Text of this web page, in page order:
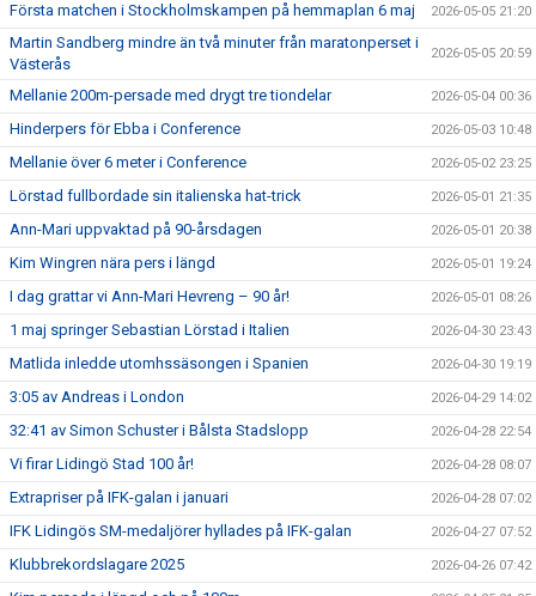
Första matchen i Stockholmskampen på hemmaplan 6 maj 2026-05-05 21:20
Martin Sandberg mindre än två minuter från maratonperset i
Västerås
2026-05-05 20:59
Mellanie 200m-persade med drygt tre tiondelar 2026-05-04 00:36
Hinderpers för Ebba i Conference 2026-05-03 10:48
Mellanie över 6 meter i Conference 2026-05-02 23:25
Lörstad fullbordade sin italienska hat-trick 2026-05-01 21:35
Ann-Mari uppvaktad på 90-årsdagen 2026-05-01 20:38
Kim Wingren nära pers i längd 2026-05-01 19:24
I dag grattar vi Ann-Mari Hevreng – 90 år! 2026-05-01 08:26
1 maj springer Sebastian Lörstad i Italien 2026-04-30 23:43
Matlida inledde utomhssäsongen i Spanien 2026-04-30 19:19
3:05 av Andreas i London 2026-04-29 14:02
32:41 av Simon Schuster i Bålsta Stadslopp 2026-04-28 22:54
Vi firar Lidingö Stad 100 år! 2026-04-28 08:07
Extrapriser på IFK-galan i januari 2026-04-28 07:02
IFK Lidingös SM-medaljörer hyllades på IFK-galan 2026-04-27 07:52
Klubbrekordslagare 2025 2026-04-26 07:42